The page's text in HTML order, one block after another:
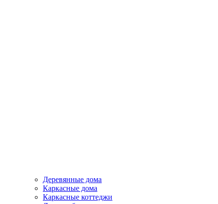
Деревянные дома
Каркасные дома
Каркасные коттеджи